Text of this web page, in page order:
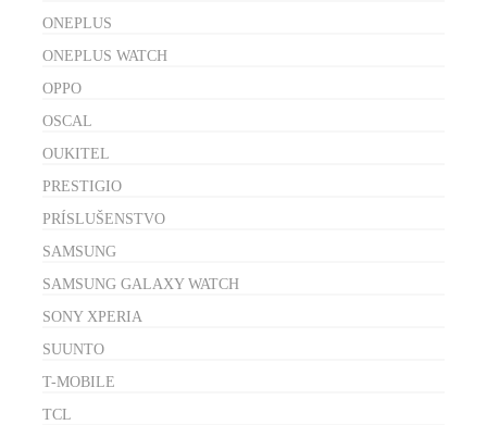
ONEPLUS
ONEPLUS WATCH
OPPO
OSCAL
OUKITEL
PRESTIGIO
PRÍSLUŠENSTVO
SAMSUNG
SAMSUNG GALAXY WATCH
SONY XPERIA
SUUNTO
T-MOBILE
TCL